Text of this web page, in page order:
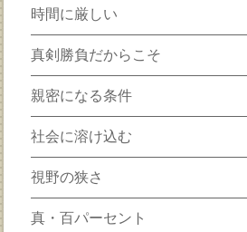
時間に厳しい
真剣勝負だからこそ
親密になる条件
社会に溶け込む
視野の狭さ
真・百パーセント